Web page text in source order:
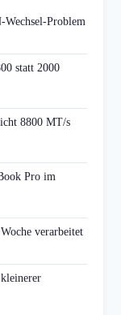
Problem
statt 2000
8800 MT/s
Pro im
verarbeitet